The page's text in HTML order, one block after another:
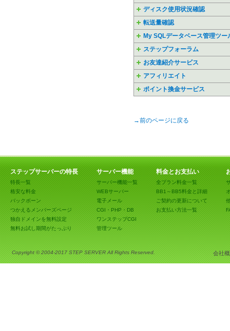
ディスク使用状況確認
転送量確認
My SQLデータベース管理ツー
ステップフォーラム
お友達紹介サービス
アフィリエイト
ポイント換金サービス
→前のページに戻る
ステップサーバーの特長
特長一覧
格安な料金
バックボーン
つかえるメンバーズページ
独自ドメインを無料設定
無料お試し期間がたっぷり
サーバー機能
サーバー機能一覧
WEBサーバー
電子メール
CGI・PHP・DB
ワンステップCGI
管理ツール
料金とお支払い
全プラン料金一覧
BB1～BB5料金と詳細
ご契約の更新について
お支払い方法一覧
Copyright © 2004-2017 STEP SERVER All Rights Reserved. 会社